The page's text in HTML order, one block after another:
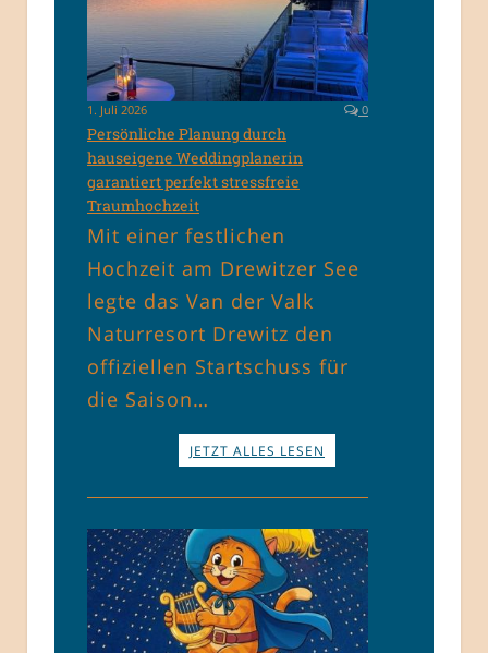
1. Juli 2026 0
Persönliche Planung durch
hauseigene Weddingplanerin
garantiert perfekt stressfreie
Traumhochzeit
Mit einer festlichen
Hochzeit am Drewitzer See
legte das Van der Valk
Naturresort Drewitz den
offiziellen Startschuss für
die Saison…
JETZT ALLES LESEN